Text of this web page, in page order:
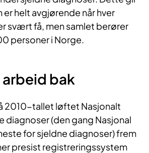
er helt avgjørende når hver
svært få, men samlet berører
personer i Norge.
arbeid bak
2010-tallet løftet Nasjonalt
diagnoser (den gang Nasjonal
for sjeldne diagnoser) frem
presist registreringssystem